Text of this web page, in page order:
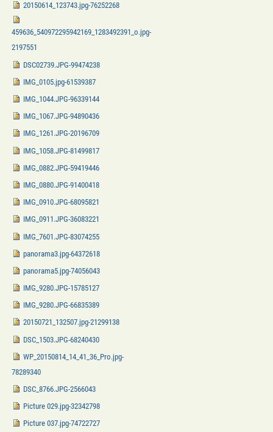
20150614_123743.jpg-76252268
459636_540972295942169_1283492391_o.jpg-
2197551
DSC02739.JPG-99474238
IMG_0105.jpg-61539387
IMG_1044.JPG-96339144
IMG_1067.JPG-94890436
IMG_1261.JPG-20196709
IMG_1058.JPG-81499817
IMG_0882.JPG-59419446
IMG_0880.JPG-91400418
IMG_0910.JPG-68095821
IMG_0911.JPG-36083221
IMG_7601.JPG-83074255
panorama3.jpg-64372618
panorama5.jpg-74056043
IMG_9280.JPG-15785127
IMG_9280.JPG-66835389
20150721_132507.jpg-21299138
DSC_1503.JPG-68240430
WP_20150814_14_41_36_Pro.jpg-
78289340
DSC_8766.JPG-2566043
Picture 029.jpg-32342798
Picture 037.jpg-74722727